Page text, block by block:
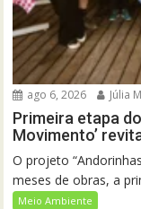
ago 6, 2026 Júlia
Primeira etapa
Movimento’
O projeto
meses de obras, a
Meio Ambiente